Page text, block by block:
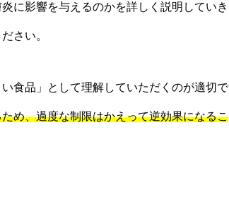
に影響を与えるのかを詳しく説明していき
さい。
食品」として理解していただくのが適切で
め、過度な制限はかえって逆効果になるこ